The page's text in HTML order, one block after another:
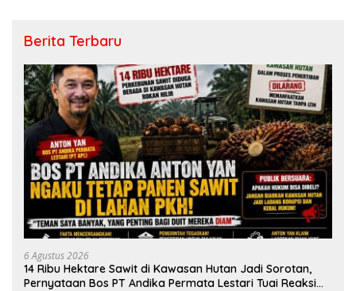
Berita Terbaru
6 Agustus 2026
14 Ribu Hektare Sawit di Kawasan Hutan Jadi Sorotan,
Pernyataan Bos PT Andika Permata Lestari Tuai Reaksi